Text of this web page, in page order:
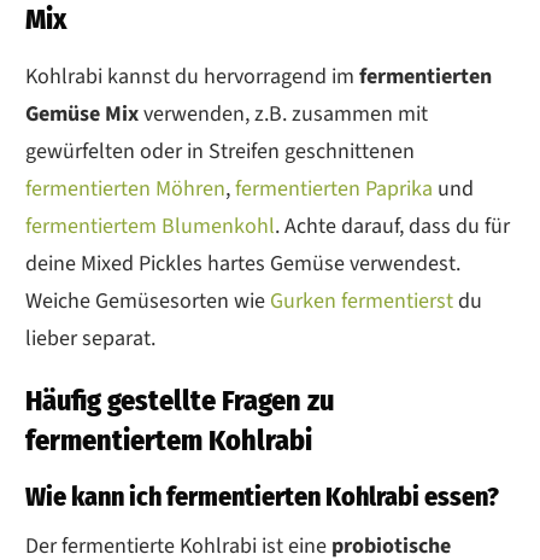
Mix
Kohlrabi kannst du hervorragend im fermentierten
Gemüse Mixverwenden, z.B. zusammen mit
gewürfelten oder in Streifen geschnittenen
fermentierten Möhren,fermentierten Paprika und
fermentiertem Blumenkohl. Achte darauf, dass du für
deine Mixed Pickles hartes Gemüse verwendest.
Weiche Gemüsesorten wie Gurken fermentierstdu
lieber separat.
Häufig gestellte Fragen zu
fermentiertem Kohlrabi
Wie kann ich fermentierten Kohlrabi essen?
Der fermentierte Kohlrabi ist eine probiotische